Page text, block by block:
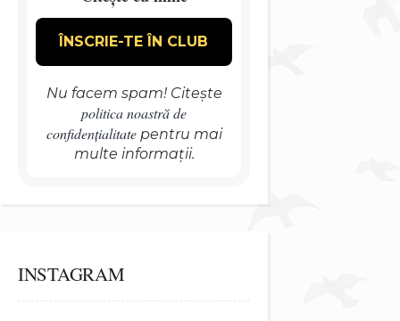
Nu facem spam! Citește
politica noastră de
confidențialitatepentru mai
multe informații.
INSTAGRAM